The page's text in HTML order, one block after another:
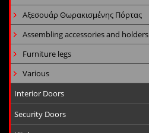
Αξεσουάρ Θωρακισμένης Πόρτας
Assembling accessories and holders
Furniture legs
Various
Interior Doors
Security Doors